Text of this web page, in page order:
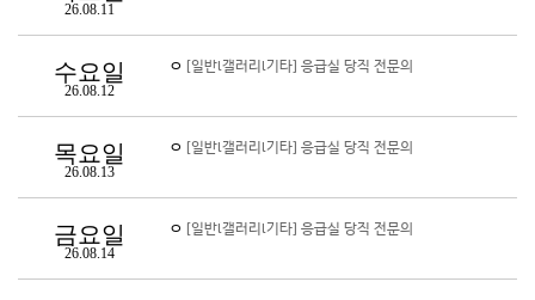
26.08.11
수요일
26.08.12
ㅇ [일반l갤러리l기타] 응급실 당직 전문의
목요일
26.08.13
ㅇ [일반l갤러리l기타] 응급실 당직 전문의
금요일
26.08.14
ㅇ [일반l갤러리l기타] 응급실 당직 전문의